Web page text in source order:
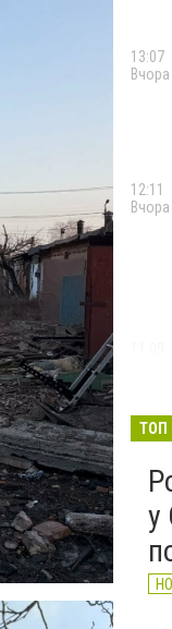
13:07
Вчора
12:11
Вчора
ТОП
у